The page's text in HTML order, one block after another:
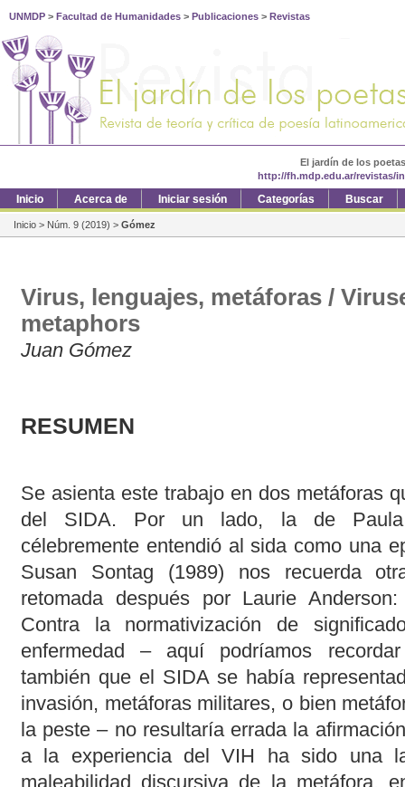
UNMDP > Facultad de Humanidades > Publicaciones > Revistas
El jardín de los
http://fh.mdp.edu.ar/revistas/
Inicio Acerca de Iniciar sesión Categorías Buscar
Inicio > Núm. 9 (2019) > Gómez
Virus, lenguajes, metáforas /
metaphors
Juan Gómez
RESUMEN
Se asienta este trabajo en dos metáforas
del SIDA. Por un lado, la de Paula
célebremente entendió al sida como una
Susan Sontag (1989) nos recuerda
retomada después por Laurie
Contra la normativización de
enfermedad – aquí podríamos
también que el SIDA se había
invasión, metáforas militares, o bien
la peste – no resultaría errada la
a la experiencia del VIH ha sido una
maleabilidad discursiva de la metáfora,